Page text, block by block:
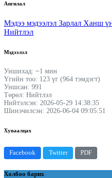
Ангилал
Мэдээ мэдээлэл Зарлал Ханш
Нийтлэл
Мэдээлэл
Уншихад: ~1 мин
Үгийн тоо: 123 үг (964 тэмдэгт)
Уншсан: 991
Төрөл: Нийтлэл
Нийтэлсэн: 2026-05-29 14:38:35
Шинэчилсэн: 2026-06-04 09:05:51
Хуваалцах
Facebook Twitter PDF
Холбоо барих